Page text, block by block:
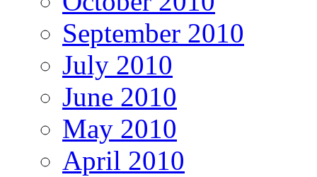
September 2010
July 2010
June 2010
May 2010
April 2010